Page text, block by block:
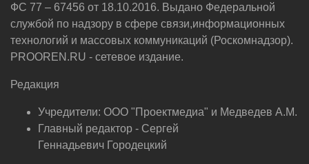
ФС 77 – 67456 от 18.10.2016. Выдано Федеральной
службой по надзору в сфере связи,информационных
технологий и массовых коммуникаций (Роскомнадзор).
PROOREN.RU - сетевое издание.
Редакция
Учредители: ООО "Проектмедиа" и Медведев А.М.
Главный редактор - Сергей
Геннадьевич Городецкий